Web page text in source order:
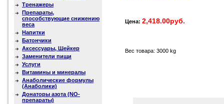
Тренажеры
Препараты,
способствующие снижению
веса
Напитки
Батончики
Аксессуары, Шейкер
Заменители пищи
Услуги
Витамины и минералы
Анаболические формулы
(Анаболики)
Донаторы азота (NO-
препараты)
Цена: 2,418.00руб.
Вес товара: 3000 kg